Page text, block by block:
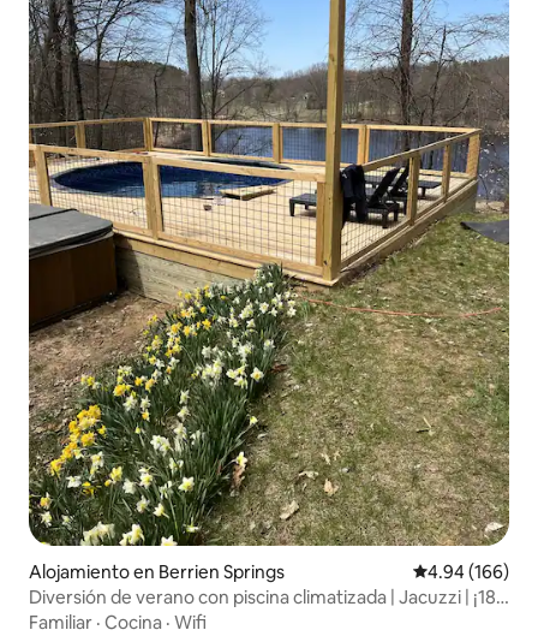
Alojamiento en Berrien Springs Calificación
4.94 (166)
Diversión de verano con piscina climatizada | Jacuzzi | ¡18
acres!
Familiar · Cocina · Wifi